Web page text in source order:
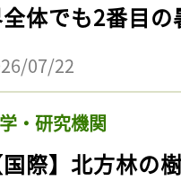
体でも2番目
07/22
・研究機関
国際】北方林の